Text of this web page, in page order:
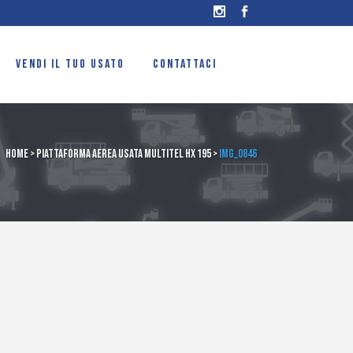
VENDI IL TUO USATO CONTATTACI
Home>Piattaforma aerea usata Multitel HX 195>IMG_0846